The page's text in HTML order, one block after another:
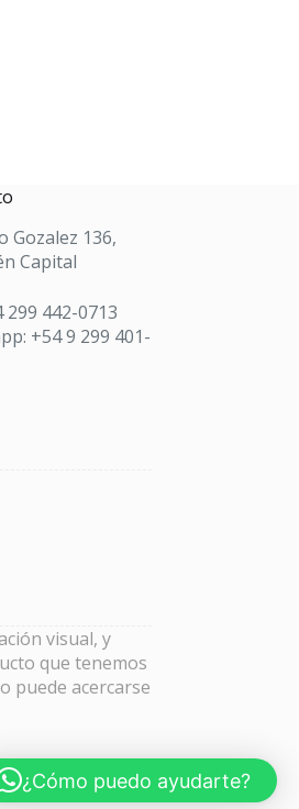
Gozalez 136,
Capital
299 442-0713
+54 9 299 401-
visual, y
que tenemos
puede acercarse
¿Cómo puedo ayudarte?